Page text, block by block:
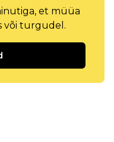
et müüa
või turgudel.